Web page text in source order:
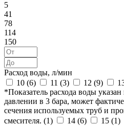
5
41
78
114
150
Расход воды, л/мин
10 (6) 11 (3) 12 (9)
*Показатель расхода воды
давлении в 3 бара, может
сечения используемых труб и
смесителя. (1) 14 (6) 15 (1)